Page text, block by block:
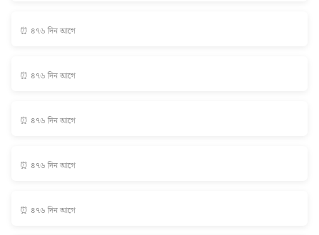
⏰ ৪৭৬ দিন আগে
⏰ ৪৭৬ দিন আগে
⏰ ৪৭৬ দিন আগে
⏰ ৪৭৬ দিন আগে
⏰ ৪৭৬ দিন আগে